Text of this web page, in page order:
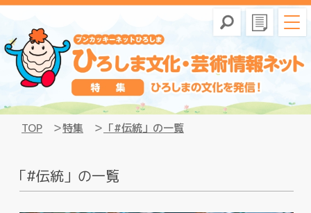
TOP 特集 「#伝統」の一覧
「#伝統」の一覧